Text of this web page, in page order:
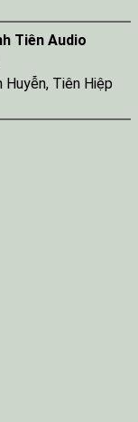
Tiên Audio
Huyễn, Tiên Hiệp